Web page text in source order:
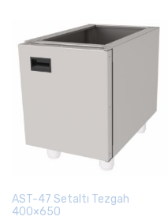
AST-47 Setaltı Tezgah
400×650